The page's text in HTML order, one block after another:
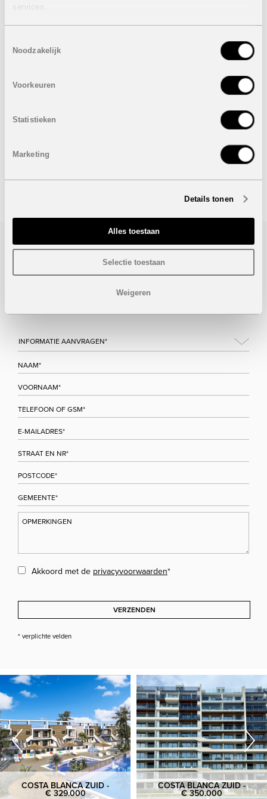
services.
Noodzakelijk
Voorkeuren
Statistieken
Marketing
Details tonen
Alles toestaan
Selectie toestaan
Weigeren
INSTAPKLAAR:
2 Slaapkamers
Terras: 38 m²
Prijs:369.000 euro
Onder voorbehoud van eventuele prijswijzigingen.
Bezoek/infoaanvraag
formulier in te vullen. Wij houden u zo snel mogelijk op de
Akkoord met de privacyvoorwaarden*
VERZENDEN
* verplichte velden
COSTA BLANCA ZUID -
€ 329.000
COSTA BLANCA ZUID -
€ 350.000